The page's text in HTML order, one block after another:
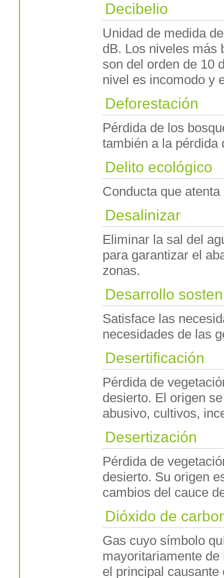
Decibelio
Unidad de medida
dB. Los niveles más
son del orden de 10
nivel es incomodo y
Deforestación
Pérdida de los
también a la pérdida
Delito ecológico
Conducta que
Desalinizar
Eliminar la sal del
para garantizar el
zonas.
Desarrollo
Satisface las
necesidades de las
Desertificación
Pérdida de
desierto. El origen
abusivo, cultivos,
Desertización
Pérdida de
desierto. Su origen
cambios del cauce
Dióxido de
Gas cuyo símbolo
mayoritariamente
el principal